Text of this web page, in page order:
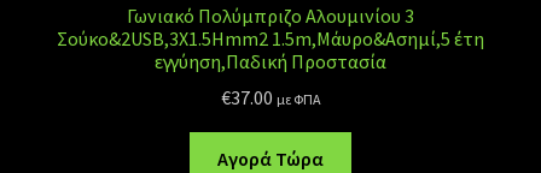
Γωνιακό Πολύμπριζο Αλουμινίου 3
Σούκο&2USB,3Χ1.5Ηmm2 1.5m,Μάυρο&Ασημί,5 έτη
εγγύηση,Παδική Προστασία
€37.00 με ΦΠΑ
Αγορά Τώρα